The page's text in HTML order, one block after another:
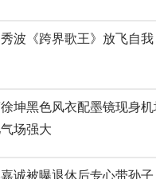
波《跨界歌王》放飞自
坤黑色风衣配墨镜现身
气场强大
诚被曝退休后专心带孙